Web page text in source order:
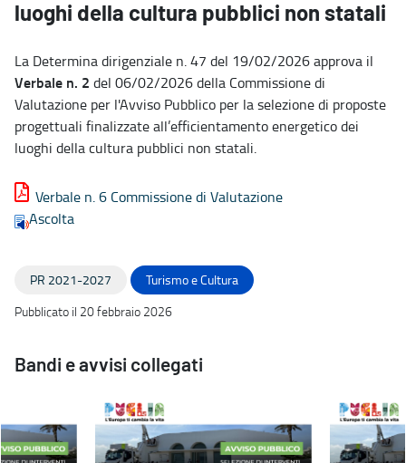
luoghi della cultura pubblici non statali
La Determina dirigenziale n. 47 del 19/02/2026 approva il
Verbale n. 2 del 06/02/2026 della Commissione di
Valutazione per l'Avviso Pubblico per la selezione di proposte
progettuali finalizzate all’efficientamento energetico dei
luoghi della cultura pubblici non statali.
Verbale n. 6 Commissione di Valutazione
Ascolta
PR 2021-2027
Turismo e Cultura
Pubblicato il 20 febbraio 2026
Bandi e avvisi collegati